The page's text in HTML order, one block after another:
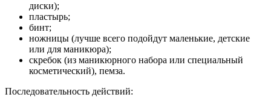
диски);
пластырь;
бинт;
ножницы (лучше всего подойдут маленькие, детские
или для маникюра);
скребок (из маникюрного набора или специальный
косметический), пемза.
Последовательность действий: